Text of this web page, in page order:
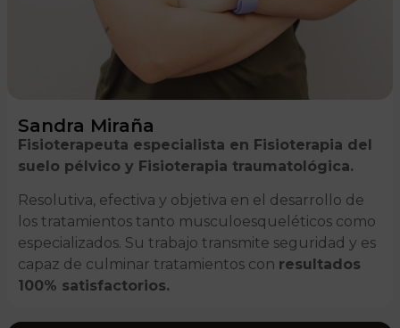
Sandra Miraña
Fisioterapeuta especialista en Fisioterapia del
suelo pélvico y Fisioterapia traumatológica.
Resolutiva, efectiva y objetiva en el desarrollo de
los tratamientos tanto musculoesqueléticos como
especializados. Su trabajo transmite seguridad y es
capaz de culminar tratamientos con resultados
100% satisfactorios.